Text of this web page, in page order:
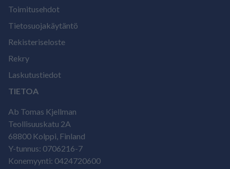
Toimitusehdot
Tietosuojakäytäntö
Rekisteriseloste
Rekry
Laskutustiedot
TIETOA
Ab Tomas Kjellman
Teollisuuskatu 2A
68800 Kolppi, Finland
Y-tunnus: 0706216-7
Konemyynti: 0424720600